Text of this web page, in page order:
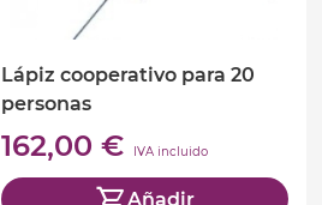
Lápiz cooperativo para 20
personas
162,00 € IVA incluido
Añadir